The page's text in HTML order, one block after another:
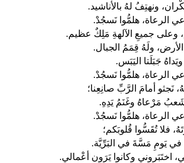
ونهتِفُ لهُ بالأناشيد.
الرعاة، هلمُّوا نَسجُدْ.
وعلى جميعِ الآلهةِ مَلِكٌ عظيم.
ولَهُ قِمَمُ الجبال.
جَبَلَتا اليَبَس.
الرعاة، هلمُّوا نَسجُدْ.
نَجثو أمامَ الرَّبِّ صانِعِنا؛
شَعبُ مَرْعاهُ وغَنَمُ يَدِهِ.
الرعاة، هلمُّوا نَسجُدْ.
فلا تُقَسُّوا قُلوبَكم؛
في يَومِ مَسَّةَ في البَرِّيَّة.
اختَبَروني وكانوا يَرَون أعْمالي.